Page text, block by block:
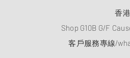
香
Shop G10B G/F
客戶服務專線/